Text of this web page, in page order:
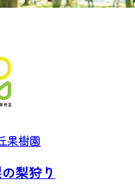
果樹園
梨狩り